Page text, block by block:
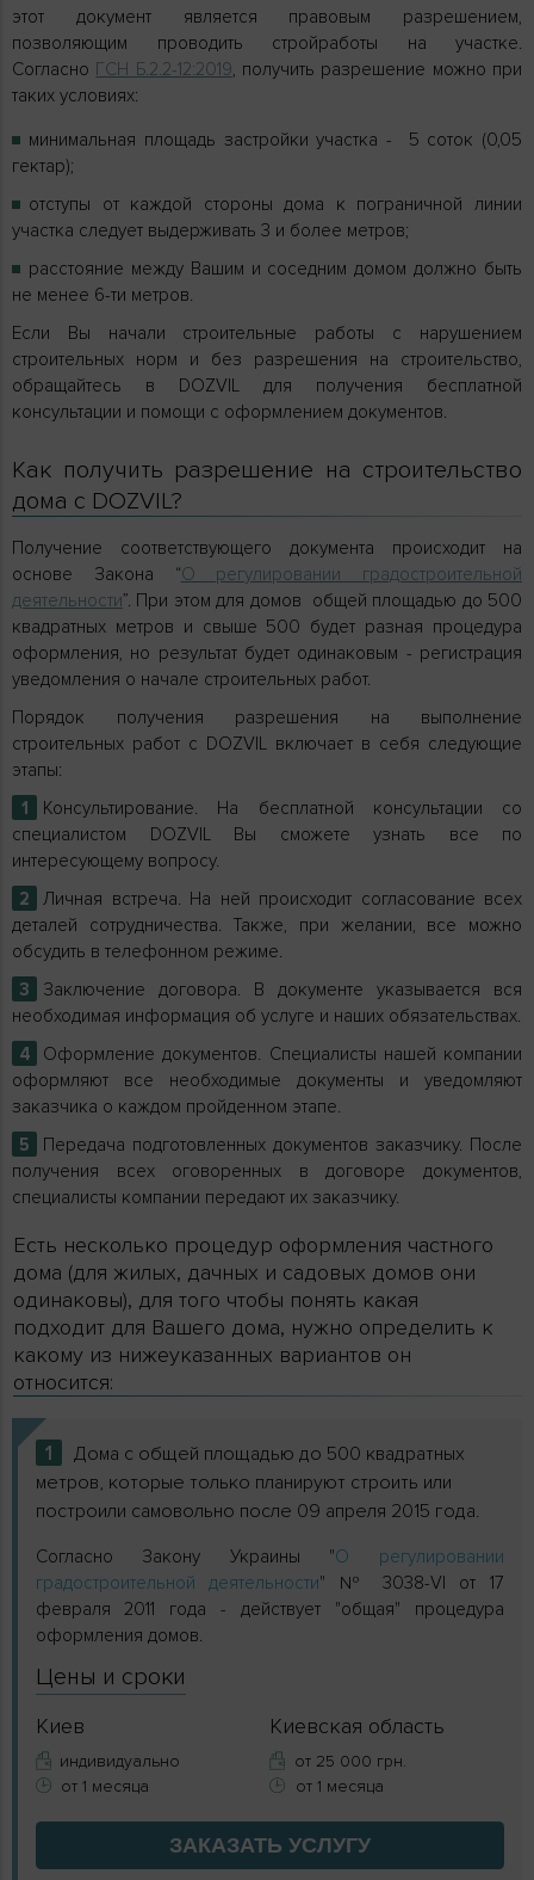
этот документ является правовым разрешением,
позволяющим проводить стройработы на участке.
Согласно ГСН Б.2.2-12:2019, получить разрешение можно при
таких условиях:
минимальная площадь застройки участка - 5 соток (0,05
гектар);
отступы от каждой стороны дома к пограничной линии
участка следует выдерживать 3 и более метров;
расстояние между Вашим и соседним домом должно быть
не менее 6-ти метров.
Если Вы начали строительные работы с нарушением
строительных норм и без разрешения на строительство,
обращайтесь в DOZVIL для получения бесплатной
консультации и помощи с оформлением документов.
Как получить разрешение на строительство
дома с DOZVIL?
Получение соответствующего документа происходит на
основе Закона “О регулировании градостроительной
деятельности”. При этом для домов общей площадью до 500
квадратных метров и свыше 500 будет разная процедура
оформления, но результат будет одинаковым - регистрация
уведомления о начале строительных работ.
Порядок получения разрешения на выполнение
строительных работ с DOZVIL включает в себя следующие
этапы:
Консультирование. На бесплатной консультации со
специалистом DOZVIL Вы сможете узнать все по
интересующему вопросу.
Личная встреча. На ней происходит согласование всех
деталей сотрудничества. Также, при желании, все можно
обсудить в телефонном режиме.
Заключение договора. В документе указывается вся
необходимая информация об услуге и наших обязательствах.
Оформление документов. Специалисты нашей компании
оформляют все необходимые документы и уведомляют
заказчика о каждом пройденном этапе.
Передача подготовленных документов заказчику. После
получения всех оговоренных в договоре документов,
специалисты компании передают их заказчику.
Есть несколько процедур оформления частного
дома (для жилых, дачных и садовых домов они
одинаковы), для того чтобы понять какая
подходит для Вашего дома, нужно определить к
какому из нижеуказанных вариантов он
относится:
1
Дома с общей площадью до 500 квадратных
метров, которые только планируют строить или
построили самовольно после 09 апреля 2015 года.
Согласно Закону Украины "О регулировании
градостроительной деятельности" № 3038-VI от 17
февраля 2011 года - действует "общая" процедура
оформления домов.
Цены и сроки
Киев
индивидуально
от 1 месяца
Киевская область
от 25 000 грн.
от 1 месяца
ЗАКАЗАТЬ УСЛУГУ